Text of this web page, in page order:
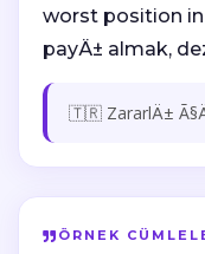
worst position
payÄ± almak,
🇹🇷 ZararlÄ±
ÖRNEK